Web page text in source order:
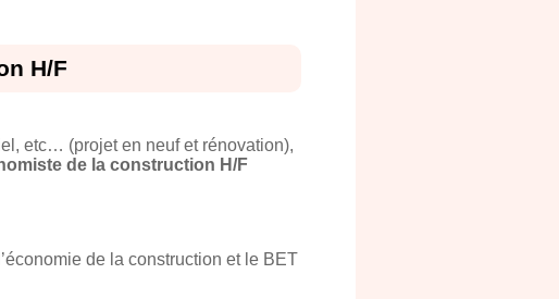
H/F
etc… (projet en neuf et rénovation),
de la construction H/F
de la construction et le BET